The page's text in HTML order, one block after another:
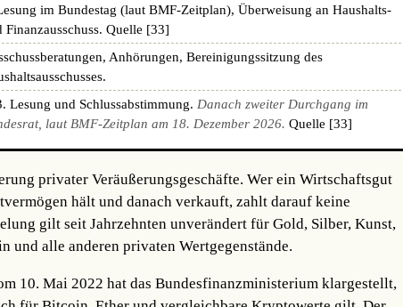
im Bundestag (laut BMF-Zeitplan), Überweisung an Haushalts-
Finanzausschuss.Quelle [33]
Anhörungen, Bereinigungssitzung des
Lesung und Schlussabstimmung. Danach zweiter Durchgang im
laut BMF-Zeitplan am 18. Dezember 2026. Quelle [33]
privater Veräußerungsgeschäfte. Wer ein Wirtschaftsgut
hält und danach verkauft, zahlt darauf keine
gilt seit Jahrzehnten unverändert für Gold, Silber, Kunst,
und alle anderen privaten Wertgegenstände.
10. Mai 2022 hat das Bundesfinanzministerium klargestellt,